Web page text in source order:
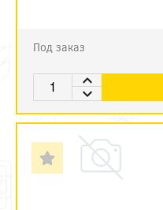
Под заказ